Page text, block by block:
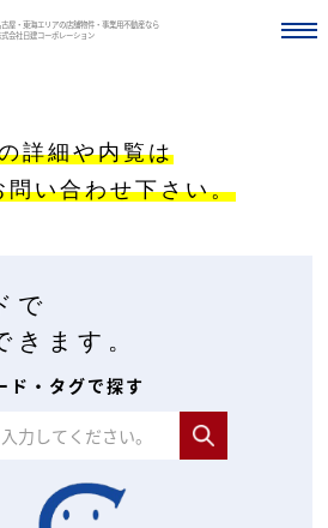
古屋・東海エリアの店舗物件・事業用不動産なら
式会社日建コーポレーション
詳細や内覧は
問い合わせ下さい。
で
きます。
ド・タグで探す